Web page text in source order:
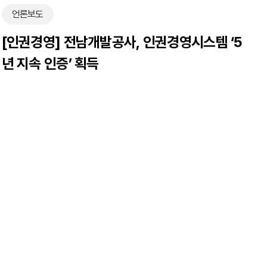
언론보도
[인권경영] 전남개발공사, 인권경영시스템 ‘5
년 지속 인증’ 획득